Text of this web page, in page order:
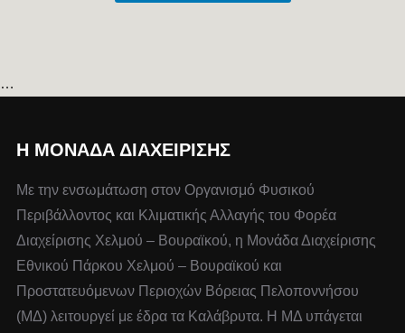
…
Η ΜΟΝΆΔΑ ΔΙΑΧΕΊΡΙΣΗΣ
Με την ενσωμάτωση στον Οργανισμό Φυσικού
Περιβάλλοντος και Κλιματικής Αλλαγής του Φορέα
Διαχείρισης Χελμού – Βουραϊκού, η Μονάδα Διαχείρισης
Εθνικού Πάρκου Χελμού – Βουραϊκού και
Προστατευόμενων Περιοχών Βόρειας Πελοποννήσου
(ΜΔ) λειτουργεί με έδρα τα Καλάβρυτα. Η ΜΔ υπάγεται